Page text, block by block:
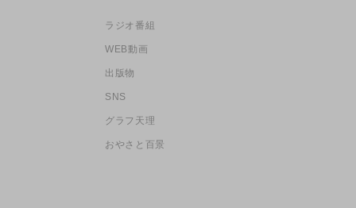
ラジオ番組
WEB動画
出版物
SNS
グラフ天理
おやさと百景